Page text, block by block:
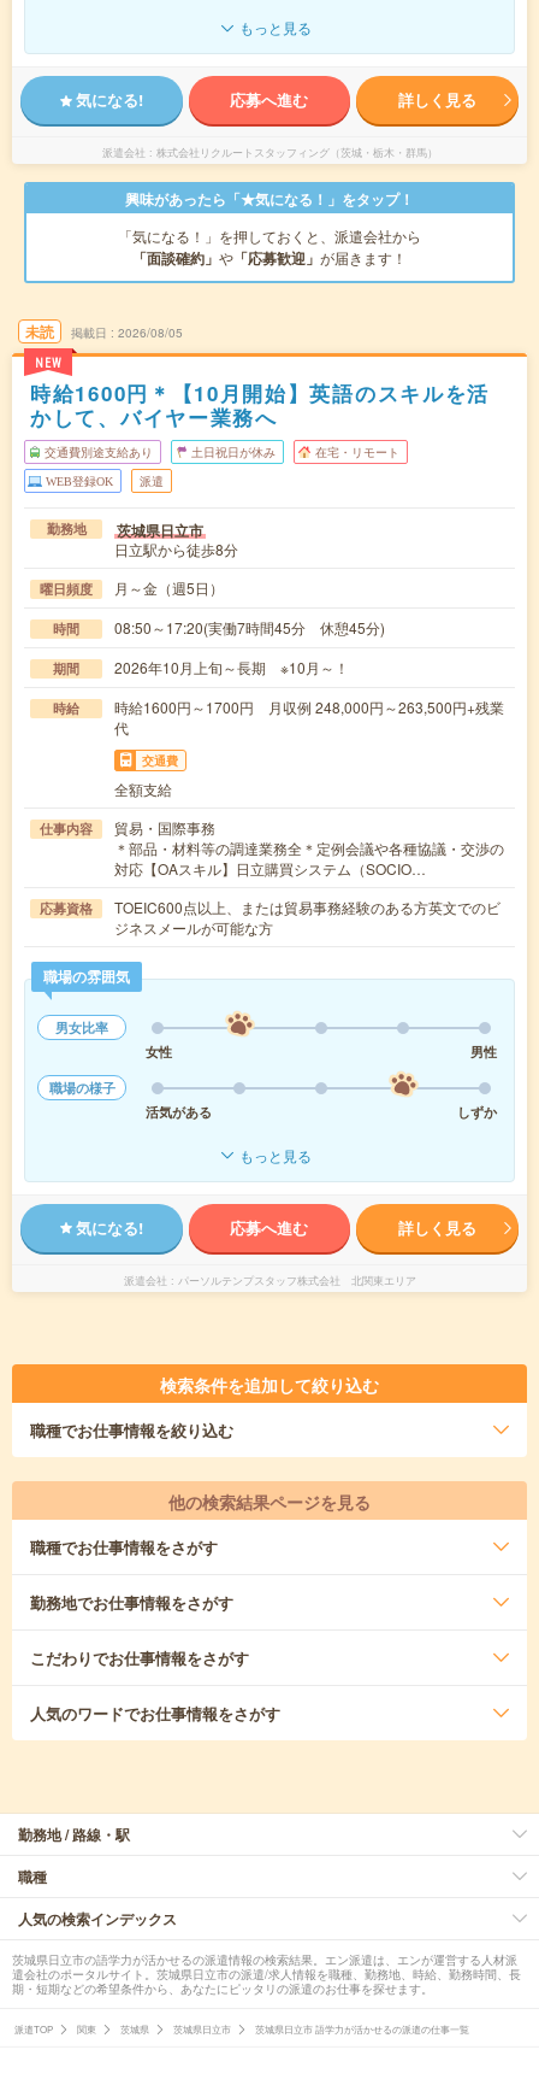
もっと見る
気になる! 応募へ進む 詳しく見る
派遣会社 株式会社リクルートスタッフィング（茨城・栃木・群馬）
興味があったら「★気になる！」をタップ！
「気になる！」を押しておくと、派遣会社から
「面談確約」 や 「応募歓迎」 が届きます！
未読
NEW
掲載日 2026/08/05
時給1600円＊【10月開始】英語のスキルを活
かして、バイヤー業務へ
交通費別途支給あり 土日祝日が休み 在宅・リモート
WEB登録OK 派遣
勤務地 茨城県日立市
日立駅から徒歩8分
曜日頻度 月～金（週5日）
時間 08:50～17:20(実働7時間45分 休憩45分)
期間 2026年10月上旬～長期 ※10月～！
時給
時給1600円～1700円 月収例 248,000円～263,500円+残業
代
交通費
全額支給
仕事内容
貿易・国際事務
＊部品・材料等の調達業務全＊定例会議や各種協議・交渉の
対応【OAスキル】日立購買システム（SOCIO…
応募資格
TOEIC600点以上、または貿易事務経験のある方英文でのビ
ジネスメールが可能な方
職場の雰囲気
男女比率
女性
男性
職場の様子
活気がある
しずか
もっと見る
気になる! 応募へ進む 詳しく見る
派遣会社 パーソルテンプスタッフ株式会社 北関東エリア
検索条件を追加して絞り込む
職種でお仕事情報を絞り込む
他の検索結果ページを見る
職種でお仕事情報をさがす
勤務地でお仕事情報をさがす
こだわりでお仕事情報をさがす
人気のワードでお仕事情報をさがす
勤務地 / 路線・駅
職種
人気の検索インデックス
茨城県日立市の語学力が活かせるの派遣情報の検索結果。エン派遣は、エンが運営する人材派
遣会社のポータルサイト。茨城県日立市の派遣/求人情報を職種、勤務地、時給、勤務時間、長
期・短期などの希望条件から、あなたにピッタリの派遣のお仕事を探せます。
派遣TOP 関東 茨城県 茨城県日立市 茨城県日立市 語学力が活かせるの派遣の仕事一覧